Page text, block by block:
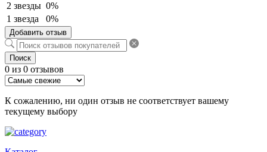
2 звезды 0%
1 звезда
0%
Добавить отзыв
Поиск
0 из 0 отзывов
К сожалению, ни один отзыв не соответствует вашему
текущему выбору